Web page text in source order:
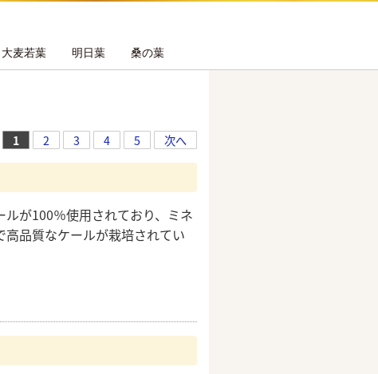
大麦若葉 明日葉 桑の葉
1 2 3 4 5 次へ
が100％使用されており、ミネ
品質なケールが栽培されてい